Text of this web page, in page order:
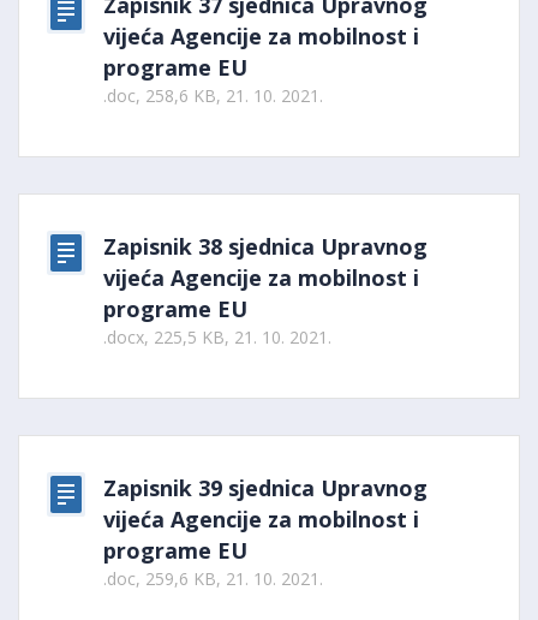
vijeća Agencije za mobilnost i
programe EU
.doc, 258,6 KB, 21. 10. 2021.
Zapisnik 38 sjednica Upravnog
vijeća Agencije za mobilnost i
programe EU
.docx, 225,5 KB, 21. 10. 2021.
Zapisnik 39 sjednica Upravnog
vijeća Agencije za mobilnost i
programe EU
.doc, 259,6 KB, 21. 10. 2021.